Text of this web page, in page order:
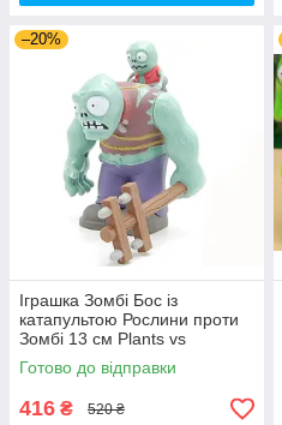
–20%
Іграшка Зомбі Бос із
катапультою Рослини проти
Зомбі 13 см Plants vs
Zombies Зомбі (00230)
Готово до відправки
416 ₴ 520 ₴